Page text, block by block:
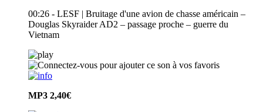
00:26 - LESF | Bruitage d'une avion de chasse américain –
Douglas Skyraider AD2 – passage proche – guerre du
Vietnam
MP3 2,40€